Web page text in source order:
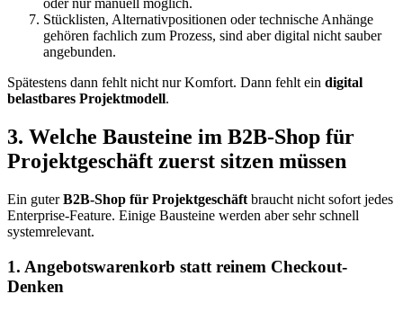
oder nur manuell möglich.
Stücklisten, Alternativpositionen oder technische Anhänge
gehören fachlich zum Prozess, sind aber digital nicht sauber
angebunden.
Spätestens dann fehlt nicht nur Komfort. Dann fehlt ein digital
belastbares Projektmodell.
3. Welche Bausteine im B2B-Shop für
Projektgeschäft zuerst sitzen müssen
Ein guterB2B-Shop für Projektgeschäft braucht nicht sofort jedes
Enterprise-Feature. Einige Bausteine werden aber sehr schnell
systemrelevant.
1. Angebotswarenkorb statt reinem Checkout-
Denken